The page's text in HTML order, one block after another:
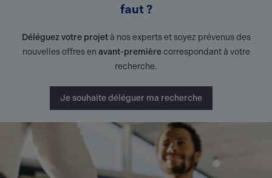
faut ?
Déléguez votre projetà nos experts et soyez prévenus des
nouvelles offres en avant-premièrecorrespondant à votre
recherche.
Je souhaite déléguer ma recherche